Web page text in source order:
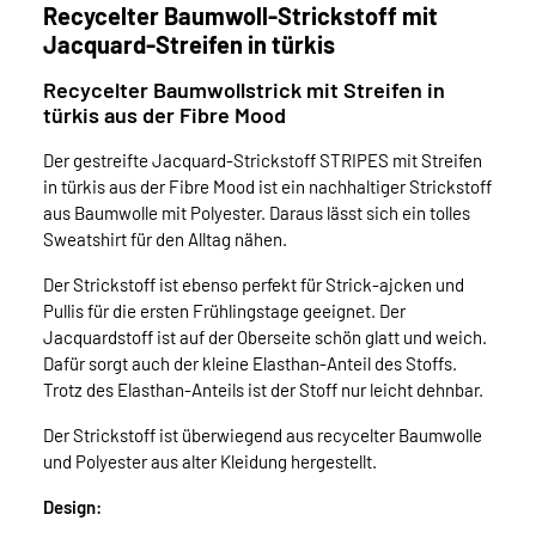
Recycelter Baumwoll-Strickstoff mit
Jacquard-Streifen in türkis
Recycelter Baumwollstrick mit Streifen in
türkis aus der Fibre Mood
Der gestreifte Jacquard-Strickstoff STRIPES mit Streifen
in türkis aus der Fibre Mood ist ein nachhaltiger Strickstoff
aus Baumwolle mit Polyester. Daraus lässt sich ein tolles
Sweatshirt für den Alltag nähen.
Der Strickstoff ist ebenso perfekt für Strick-ajcken und
Pullis für die ersten Frühlingstage geeignet. Der
Jacquardstoff ist auf der Oberseite schön glatt und weich.
Dafür sorgt auch der kleine Elasthan-Anteil des Stoffs.
Trotz des Elasthan-Anteils ist der Stoff nur leicht dehnbar.
Der Strickstoff ist überwiegend aus recycelter Baumwolle
und Polyester aus alter Kleidung hergestellt.
Design: